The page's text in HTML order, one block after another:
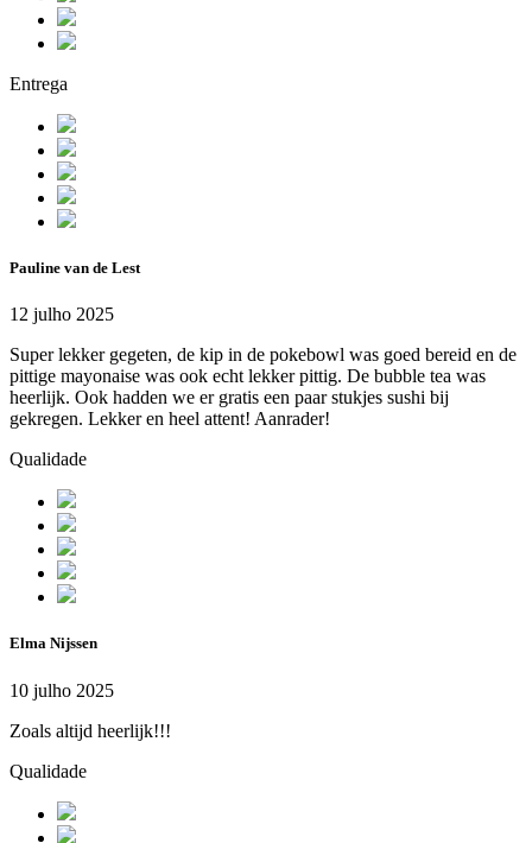
Entrega
Pauline van de Lest
12 julho 2025
Super lekker gegeten, de kip in de pokebowl was goed bereid en de
pittige mayonaise was ook echt lekker pittig. De bubble tea was
heerlijk. Ook hadden we er gratis een paar stukjes sushi bij
gekregen. Lekker en heel attent! Aanrader!
Qualidade
Elma Nijssen
10 julho 2025
Zoals altijd heerlijk!!!
Qualidade